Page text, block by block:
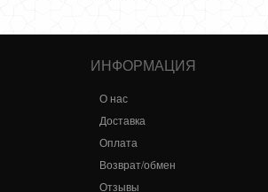
ИНФОРМАЦИЯ
О нас
Доставка
Оплата
Возврат/обмен
Отзывы